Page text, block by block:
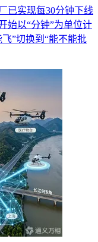
已实现每30分钟下线
以“分钟”为单位计
”切换到“能不能批